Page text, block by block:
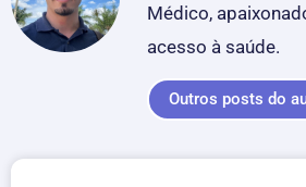
Médico,
acesso à saúde.
Outros posts do